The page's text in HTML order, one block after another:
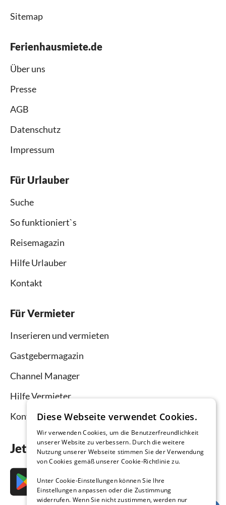
Sitemap
Ferienhausmiete.de
Über uns
Presse
AGB
Datenschutz
Impressum
Für Urlauber
Suche
So funktioniert`s
Reisemagazin
Hilfe Urlauber
Kontakt
Für Vermieter
Inserieren und vermieten
Gastgebermagazin
Channel Manager
Hilfe Vermieter
Kontakt
Jetzt die App downloaden
Diese Webseite verwendet Cookies.
Wir verwenden Cookies, um die Benutzerfreundlichkeit
unserer Website zu verbessern. Durch die weitere
Nutzung unserer Webseite stimmen Sie der Verwendung
von Cookies gemäß unserer Cookie-Richtlinie zu.
Unter Cookie-Einstellungen können Sie Ihre
Einstellungen anpassen oder die Zustimmung
widerrufen. Wenn Sie nicht zustimmen, werden nur